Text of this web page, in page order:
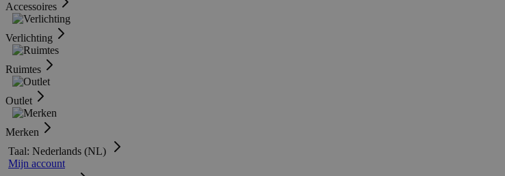
Accessoires
Verlichting
Ruimtes
Outlet
Merken
Taal: Nederlands (NL)
Mijn account